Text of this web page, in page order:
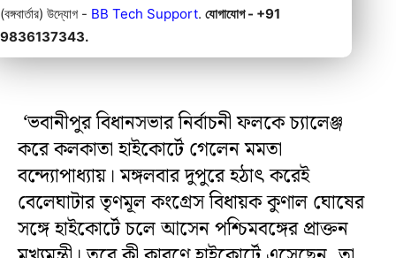
(বঙ্গবার্তার) উদ্যোগ - BB Tech Support. যোগাযোগ - +91
9836137343.
‘ভবানীপুর বিধানসভার নির্বাচনী ফলকে চ্যালেঞ্জ
করে কলকাতা হাইকোর্টে গেলেন মমতা
বন্দ্যোপাধ্যায়। মঙ্গলবার দুপুরে হঠাৎ করেই
বেলেঘাটার তৃণমূল কংগ্রেস বিধায়ক কুণাল ঘোষের
সঙ্গে হাইকোর্টে চলে আসেন পশ্চিমবঙ্গের প্রাক্তন